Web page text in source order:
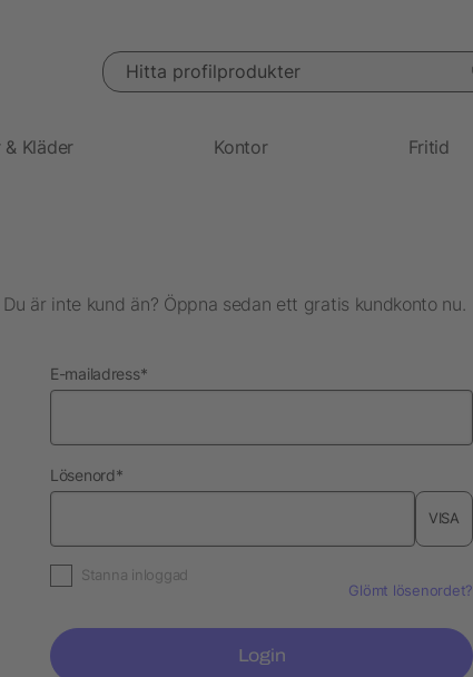
Hitta profilprodukter
& Kläder Kontor Fritid
är inte kund än? Öppna sedan ett gratis kundkonto nu.
E-mailadressnödvändig
*
Lösenordnödvändig
*
VISA
Stanna inloggad
Glömt lösenordet?
Login